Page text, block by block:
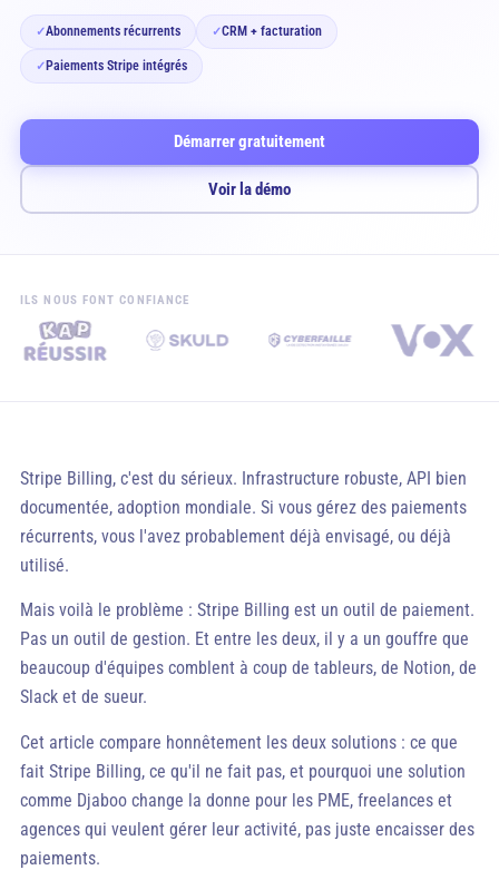
✓Abonnements récurrents ✓CRM + facturation
✓ Paiements Stripe intégrés
Démarrer gratuitement
Voir la démo
ILS NOUS FONT CONFIANCE
Stripe Billing, c'est du sérieux. Infrastructure robuste, API bien
documentée, adoption mondiale. Si vous gérez des paiements
récurrents, vous l'avez probablement déjà envisagé, ou déjà
utilisé.
Mais voilà le problème : Stripe Billing est un outil de paiement.
Pas un outil de gestion. Et entre les deux, il y a un gouffre que
beaucoup d'équipes comblent à coup de tableurs, de Notion, de
Slack et de sueur.
Cet article compare honnêtement les deux solutions : ce que
fait Stripe Billing, ce qu'il ne fait pas, et pourquoi une solution
comme Djaboo change la donne pour les PME, freelances et
agences qui veulent gérer leur activité, pas juste encaisser des
paiements.